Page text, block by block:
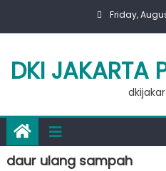
Friday,
DKI JAKARTA
daur ulang sampah